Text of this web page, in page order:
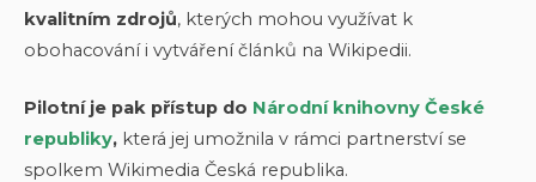
kvalitním zdrojů, kterých mohou využívat k
obohacování i vytváření článků na Wikipedii.
Pilotní je pak přístup do Národní knihovny České
republiky, která jej umožnila v rámci partnerství se
spolkem Wikimedia Česká republika.